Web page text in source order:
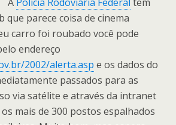
que parece coisa de cinema
carro foi roubado você pode
endereço
2002/alerta.asp e os dados do
passados para as
via satélite e através da intranet
mais de 300 postos espalhados